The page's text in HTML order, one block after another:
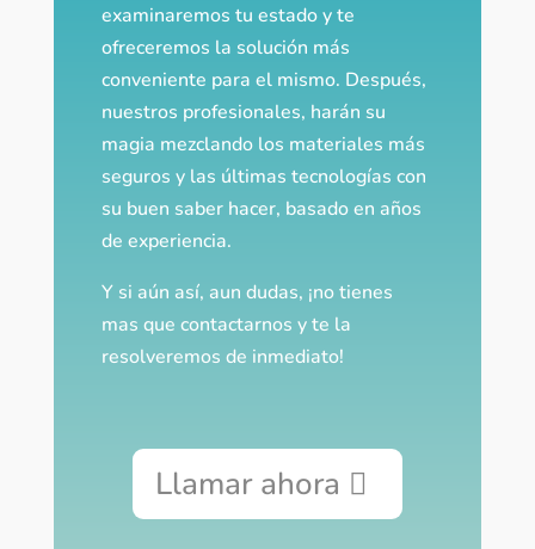
examinaremos tu estado y te
ofreceremos la solución más
conveniente para el mismo. Después,
nuestros profesionales, harán su
magia mezclando los materiales más
seguros y las últimas tecnologías con
su buen saber hacer, basado en años
de experiencia.
Y si aún así, aun dudas, ¡no tienes
mas que contactarnos y te la
resolveremos de inmediato!
Llamar ahora